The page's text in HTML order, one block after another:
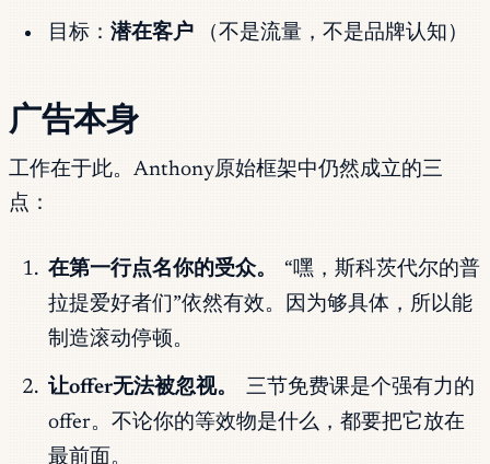
目标： 潜在客户 （不是流量，不是品牌认知）
广告本身
工作在于此。Anthony原始框架中仍然成立的三
点：
在第一行点名你的受众。
“嘿，斯科茨代尔的普
拉提爱好者们”依然有效。因为够具体，所以能
制造滚动停顿。
让offer无法被忽视。
三节免费课是个强有力的
offer。不论你的等效物是什么，都要把它放在
最前面。